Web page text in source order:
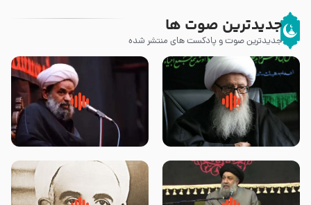
جدیدترین صوت ها
جدیدترین صوت و پادکست های منتشر شده
زوّار اربعین امام حسین (علیه
السلام) با این اشتیاق به زیارت
روضه جانسوز پاره های جگر امام
حسن مجتبی علیه السلام-حجت